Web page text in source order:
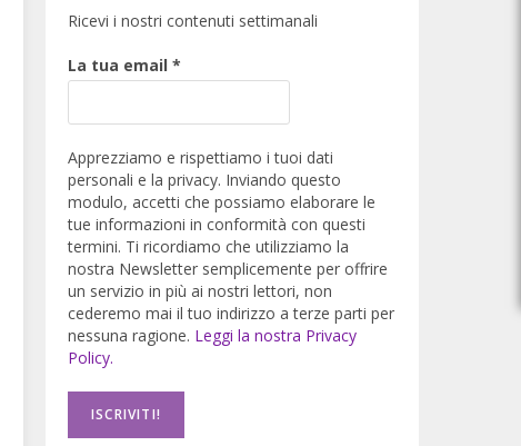
Ricevi i nostri contenuti settimanali
La tua email *
Apprezziamo e rispettiamo i tuoi dati
personali e la privacy. Inviando questo
modulo, accetti che possiamo elaborare le
tue informazioni in conformità con questi
termini. Ti ricordiamo che utilizziamo la
nostra Newsletter semplicemente per offrire
un servizio in più ai nostri lettori, non
cederemo mai il tuo indirizzo a terze parti per
nessuna ragione. Leggi la nostra Privacy
Policy.